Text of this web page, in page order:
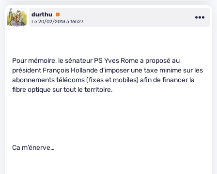
durthu
Premium
Le 20/02/2013 à 16h27
Pour mémoire, le sénateur PS Yves Rome a proposé au
président François Hollande d’imposer une taxe minime sur les
abonnements télécoms (fixes et mobiles) afin de financer la
fibre optique sur tout le territoire.
Ca m’énerve…